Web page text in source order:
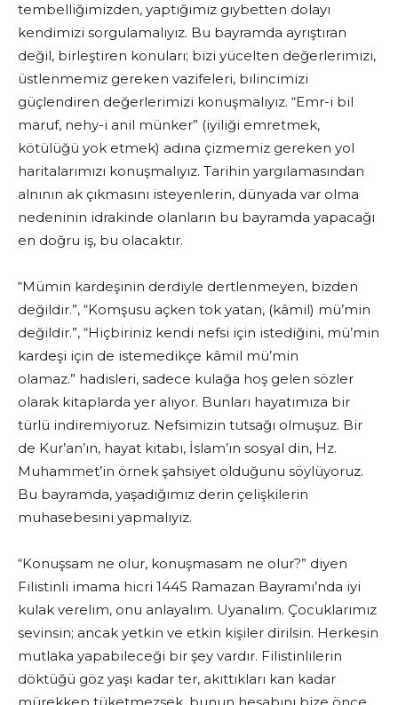
tembelliğimizden, yaptığımız gıybetten dolayı
kendimizi sorgulamalıyız. Bu bayramda ayrıştıran
değil, birleştiren konuları; bizi yücelten değerlerimizi,
üstlenmemiz gereken vazifeleri, bilincimizi
güçlendiren değerlerimizi konuşmalıyız. “Emr-i bil
maruf, nehy-i anil münker” (iyiliği emretmek,
kötülüğü yok etmek) adına çizmemiz gereken yol
haritalarımızı konuşmalıyız. Tarihin yargılamasından
alnının ak çıkmasını isteyenlerin, dünyada var olma
nedeninin idrakinde olanların bu bayramda yapacağı
en doğru iş, bu olacaktır.
“Mümin kardeşinin derdiyle dertlenmeyen, bizden
değildir.”, “Komşusu açken tok yatan, (kâmil) mü’min
değildir.”, “Hiçbiriniz kendi nefsi için istediğini, mü’min
kardeşi için de istemedikçe kâmil mü’min
olamaz.” hadisleri, sadece kulağa hoş gelen sözler
olarak kitaplarda yer alıyor. Bunları hayatımıza bir
türlü indiremiyoruz. Nefsimizin tutsağı olmuşuz. Bir
de Kur’an’ın, hayat kitabı, İslam’ın sosyal din, Hz.
Muhammet’in örnek şahsiyet olduğunu söylüyoruz.
Bu bayramda, yaşadığımız derin çelişkilerin
muhasebesini yapmalıyız.
“Konuşsam ne olur, konuşmasam ne olur?” diyen
Filistinli imama hicri 1445 Ramazan Bayramı’nda iyi
kulak verelim, onu anlayalım. Uyanalım. Çocuklarımız
sevinsin; ancak yetkin ve etkin kişiler dirilsin. Herkesin
mutlaka yapabileceği bir şey vardır. Filistinlilerin
döktüğü göz yaşı kadar ter, akıttıkları kan kadar